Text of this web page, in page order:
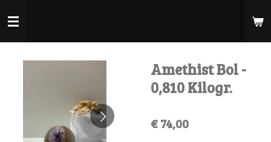
direct
Amethist Bol -
0,810 Kilogr.
€ 74,00